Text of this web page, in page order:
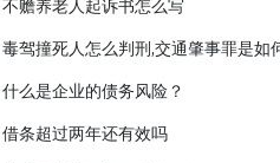
不赡养老人起诉书怎么写
毒驾撞死人怎么判刑,交通肇事罪是如
什么是企业的债务风险？
借条超过两年还有效吗